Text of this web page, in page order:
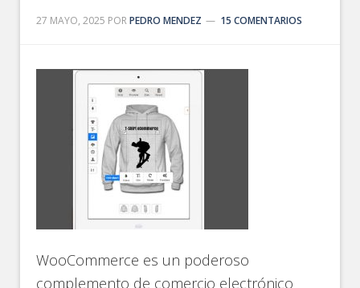
27 MAYO, 2025 PORPEDRO MENDEZ 15 COMENTARIOS
WooCommerce es un poderoso
complemento de comercio electrónico